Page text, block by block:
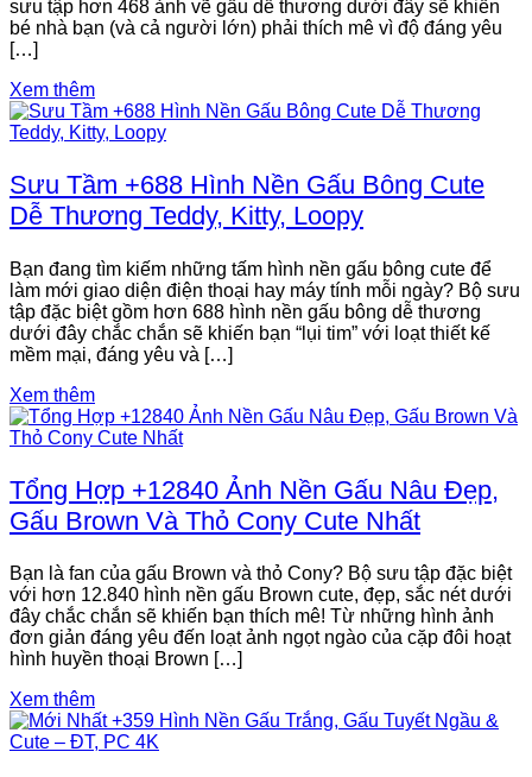
sưu tập hơn 468 ảnh vẽ gấu dễ thương dưới đây sẽ khiến
bé nhà bạn (và cả người lớn) phải thích mê vì độ đáng yêu
[…]
Xem thêm
Sưu Tầm +688 Hình Nền Gấu Bông Cute
Dễ Thương Teddy, Kitty, Loopy
Bạn đang tìm kiếm những tấm hình nền gấu bông cute để
làm mới giao diện điện thoại hay máy tính mỗi ngày? Bộ sưu
tập đặc biệt gồm hơn 688 hình nền gấu bông dễ thương
dưới đây chắc chắn sẽ khiến bạn “lụi tim” với loạt thiết kế
mềm mại, đáng yêu và […]
Xem thêm
Tổng Hợp +12840 Ảnh Nền Gấu Nâu Đẹp,
Gấu Brown Và Thỏ Cony Cute Nhất
Bạn là fan của gấu Brown và thỏ Cony? Bộ sưu tập đặc biệt
với hơn 12.840 hình nền gấu Brown cute, đẹp, sắc nét dưới
đây chắc chắn sẽ khiến bạn thích mê! Từ những hình ảnh
đơn giản đáng yêu đến loạt ảnh ngọt ngào của cặp đôi hoạt
hình huyền thoại Brown […]
Xem thêm